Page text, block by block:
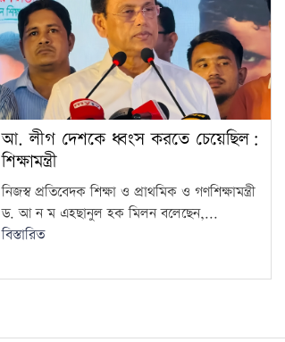
আ. লীগ দেশকে ধ্বংস করতে চেয়েছিল:
শিক্ষামন্ত্রী
নিজস্ব প্রতিবেদক শিক্ষা ও প্রাথমিক ও গণশিক্ষামন্ত্রী
ড. আ ন ম এহছানুল হক মিলন বলেছেন,...
বিস্তারিত